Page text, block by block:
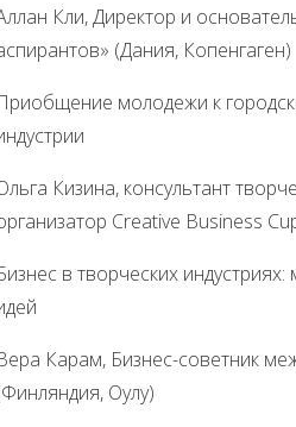
Кли, Директор и
(Дания, Копенгаген)
молодежи к
Кизина, консультант
Creative Business
в творческих
Карам, Бизнес-советник
Оулу)